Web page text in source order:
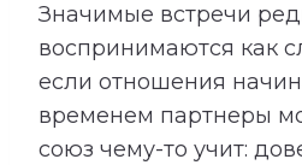
Значимые встречи
воспринимаются как
если отношения
временем партнеры
союз чему-то учит: